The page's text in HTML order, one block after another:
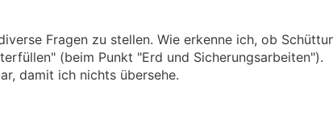
Fragen zu stellen. Wie erkenne ich, ob
(beim Punkt "Erd und Sicherungsarbeiten").
damit ich nichts übersehe.